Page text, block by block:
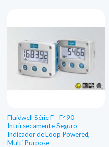
Fluidwell Série F - F490
Intrinsecamente Seguro -
Indicador de Loop Powered,
Multi Purpose